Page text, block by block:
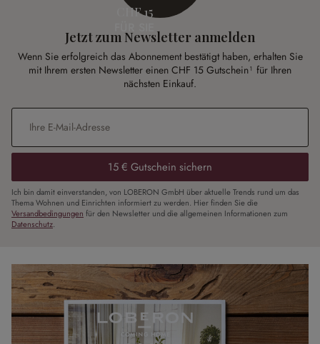
CHF 15
Jetzt zum Newsletter anmelden
Wenn Sie erfolgreich das Abonnement bestätigt haben, erhalten Sie
mit Ihrem ersten Newsletter einen CHF 15 Gutschein¹ für Ihren
nächsten Einkauf.
E-Mail-Adresse
15 € Gutschein sichern
Ich bin damit einverstanden, von LOBERON GmbH über aktuelle Trends rund um das
Thema Wohnen und Einrichten informiert zu werden. Hier finden Sie die
Versandbedingungen für den Newsletter und die allgemeinen Informationen zum
Datenschutz.